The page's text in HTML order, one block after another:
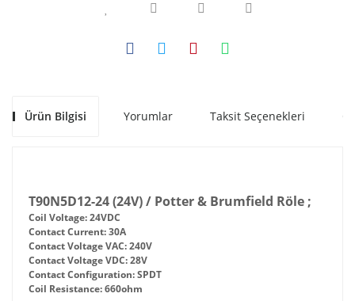
Ürün Bilgisi Yorumlar Taksit Seçenekleri
T90N5D12-24 (24V) / Potter & Brumfield Röle ;
Coil Voltage: 24VDC
Contact Current: 30A
Contact Voltage VAC: 240V
Contact Voltage VDC: 28V
Contact Configuration: SPDT
Coil Resistance: 660ohm